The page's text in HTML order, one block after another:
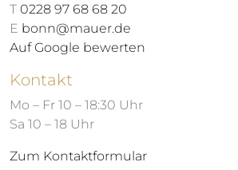
T 0228 97 68 68 20
E bonn@mauer.de
Auf Google bewerten
Kontakt
Mo – Fr 10 – 18:30 Uhr
Sa 10 – 18 Uhr
Zum Kontaktformular